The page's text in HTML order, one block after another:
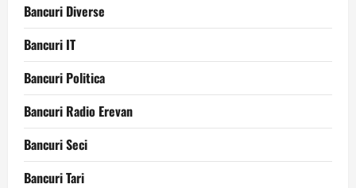
Bancuri Diverse
Bancuri IT
Bancuri Politica
Bancuri Radio Erevan
Bancuri Seci
Bancuri Tari